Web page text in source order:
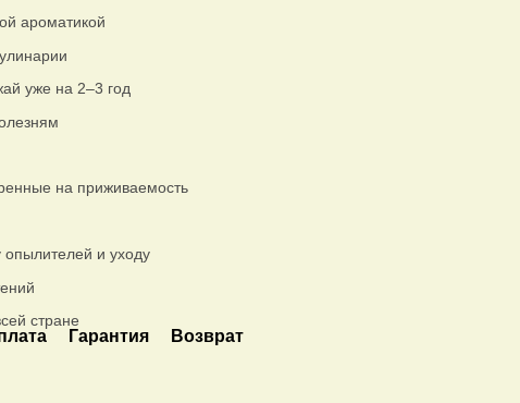
ароматикой
уже на 2–3 год
на приживаемость
и уходу
стране
Гарантия Возврат